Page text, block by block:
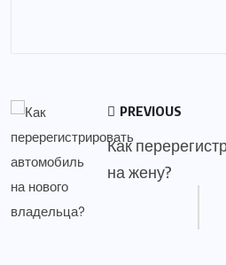
PREVIOUS
Как
на жену?